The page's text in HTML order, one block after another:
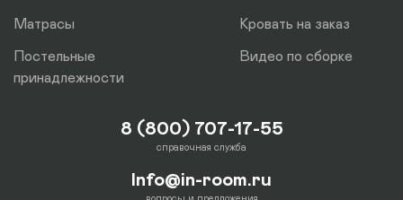
Матрасы
Постельные
принадлежности
Кровать на заказ
Видео по сборке
8 (800) 707-17-55
справочная служба
Info@in-room.ru